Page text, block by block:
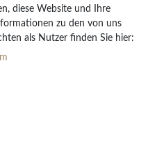
diese Website und Ihre
zu den von uns
als Nutzer finden Sie hier: